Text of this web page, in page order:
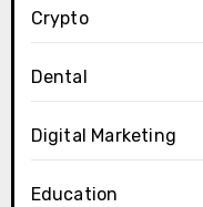
Crypto
Dental
Digital Marketing
Education